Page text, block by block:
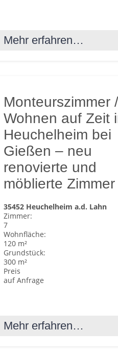
Mehr erfahren…
Monteurszimmer /
Wohnen auf Zeit
Heuchelheim bei
Gießen – neu
renovierte und
möblierte Zimmer
35452 Heuchelheim a.d. Lahn
Zimmer:
7
Wohnfläche:
120 m²
Grundstück:
300 m²
Preis
auf Anfrage
Mehr erfahren…